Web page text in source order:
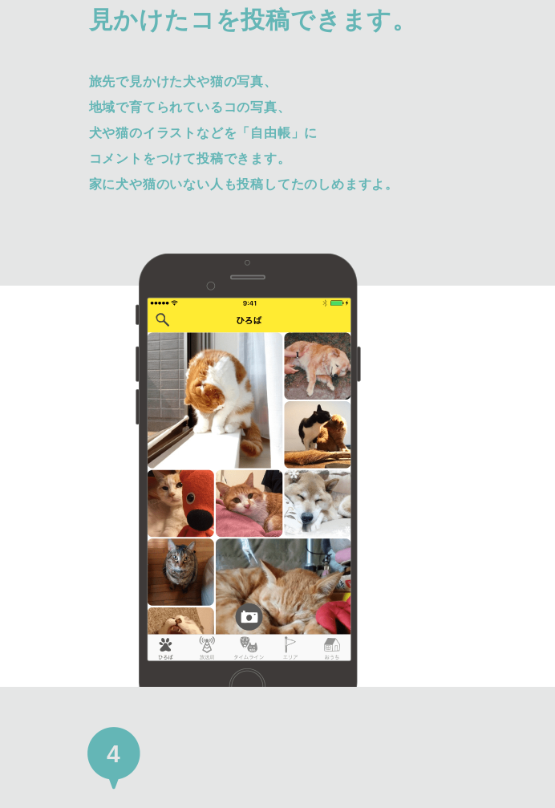
見かけたコを投稿できます。
旅先で見かけた犬や猫の写真、
地域で育てられているコの写真、
犬や猫のイラストなどを「自由帳」に
コメントをつけて投稿できます。
家に犬や猫のいない人も投稿してたのしめますよ。
4